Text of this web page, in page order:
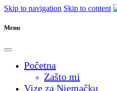
Skip to navigation Skip to content
Menu
Početna
Zašto mi
Vize za Njemačku